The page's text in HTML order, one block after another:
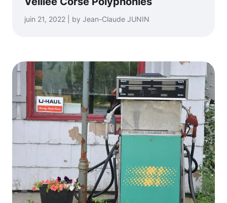
juin 21, 2022 | by Jean-Claude JUNIN